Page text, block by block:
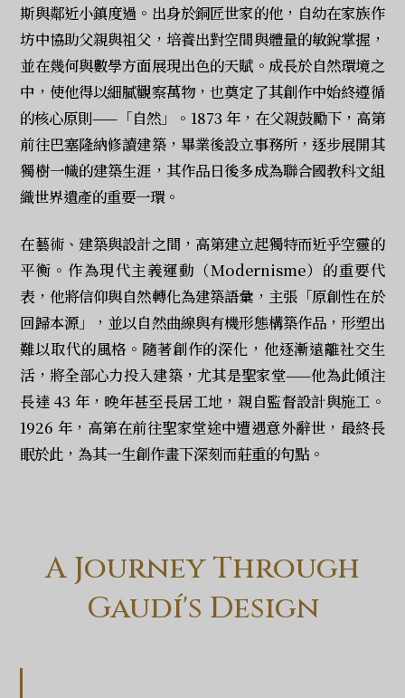
斯與鄰近小鎮度過。出身於銅匠世家的他，自幼在家族作
坊中協助父親與祖父，培養出對空間與體量的敏銳掌握，
並在幾何與數學方面展現出色的天賦。成長於自然環境之
中，使他得以細膩觀察萬物，也奠定了其創作中始終遵循
的核心原則——「自然」。1873 年，在父親鼓勵下，高第
前往巴塞隆納修讀建築，畢業後設立事務所，逐步展開其
獨樹一幟的建築生涯，其作品日後多成為聯合國教科文組
織世界遺產的重要一環。
在藝術、建築與設計之間，高第建立起獨特而近乎空靈的
平衡。作為現代主義運動（Modernisme）的重要代
表，他將信仰與自然轉化為建築語彙，主張「原創性在於
回歸本源」，並以自然曲線與有機形態構築作品，形塑出
難以取代的風格。隨著創作的深化，他逐漸遠離社交生
活，將全部心力投入建築，尤其是聖家堂——他為此傾注
長達 43 年，晚年甚至長居工地，親自監督設計與施工。
1926 年，高第在前往聖家堂途中遭遇意外辭世，最終長
眠於此，為其一生創作畫下深刻而莊重的句點。
A Journey Through
Gaudí's Design